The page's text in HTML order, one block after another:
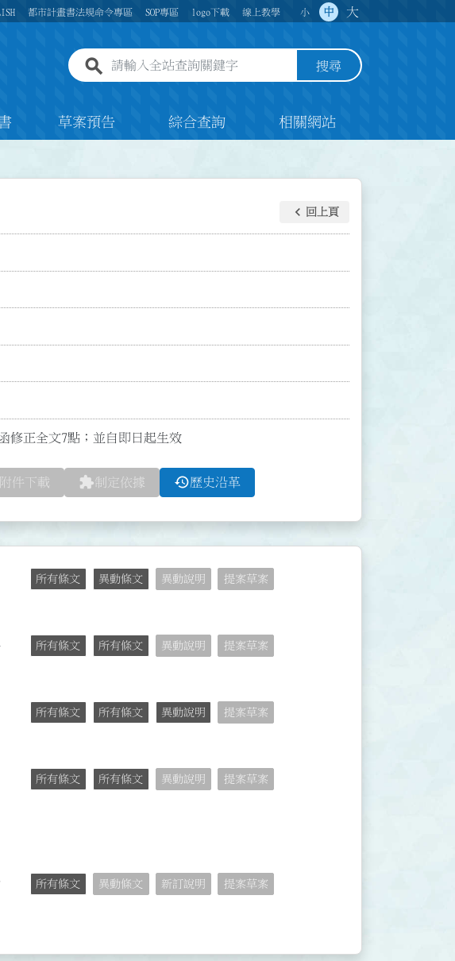
都市計畫書法規命令專區 SOP專區 logo下載 線上教學 小 中 大
全站查詢關鍵字欄位 搜尋
草案預告 綜合查詢 相關網站
keyboard_arrow_left 回上頁
修正全文7點；並自即日起生效
附件下載 extension制定依據 history歷史沿革
所有條文 異動條文 異動說明 提案草案
所有條文 所有條文 異動說明 提案草案
所有條文 所有條文 異動說明 提案草案
所有條文 所有條文 異動說明 提案草案
所有條文 異動條文 新訂說明 提案草案